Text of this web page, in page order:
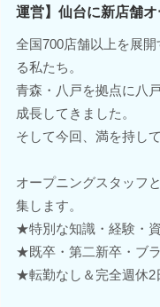
運営】仙台に新店舗
全国700店舗以上を展
る私たち。
青森・八戸を拠点に八
成長してきました。
そして今回、満を持し
オープニングスタッフ
集します。
★特別な知識・経験・
★既卒・第二新卒・ブ
★転勤なし＆完全週休2